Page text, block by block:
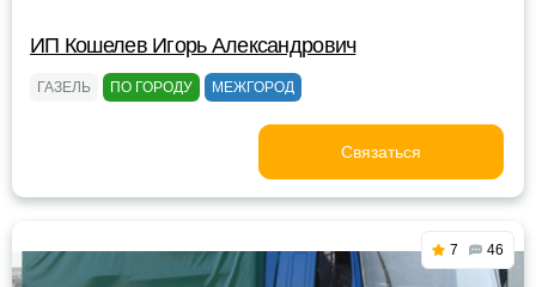
ИП Кошелев Игорь Александрович
ГАЗЕЛЬ ПО ГОРОДУ МЕЖГОРОД
Связаться
7 46